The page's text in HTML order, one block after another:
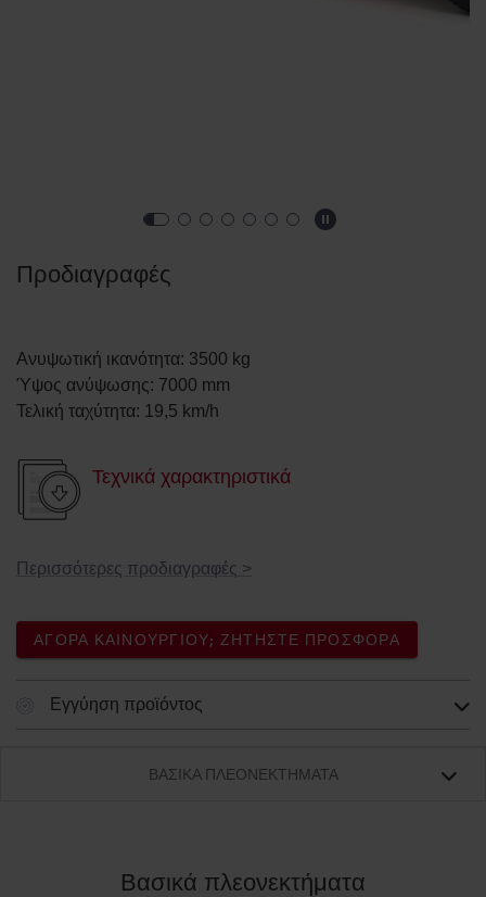
Προδιαγραφές
Ανυψωτική ικανότητα: 3500 kg
Ύψος ανύψωσης: 7000 mm
Τελική ταχύτητα: 19,5 km/h
Τεχνικά χαρακτηριστικά
Περισσότερες προδιαγραφές >
ΑΓΟΡΆ ΚΑΙΝΟΎΡΓΙΟΥ; ΖΗΤΉΣΤΕ ΠΡΟΣΦΟΡΆ
Εγγύηση προϊόντος
ΒΑΣΙΚΆ ΠΛΕΟΝΕΚΤΉΜΑΤΑ
Βασικά πλεονεκτήματα